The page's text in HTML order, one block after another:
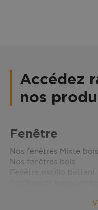
Accédez
nos
Fenêtre
Nos fenêtres Mixte
Nos fenêtres bois
Fenêtre oscillo battant